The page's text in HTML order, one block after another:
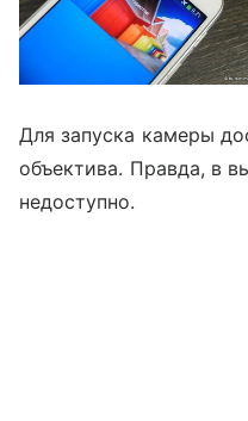
Для запуска камеры
объектива. Правда, в
недоступно.